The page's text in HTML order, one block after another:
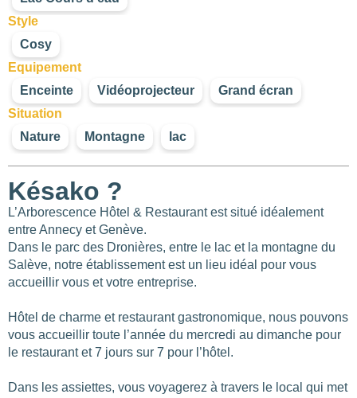
Style
Cosy
Equipement
Enceinte
Vidéoprojecteur
Grand écran
Situation
Nature
Montagne lac
Késako ?
L’Arborescence Hôtel & Restaurant est situé idéalement
entre Annecy et Genève.
Dans le parc des Dronières, entre le lac et la montagne du
Salève, notre établissement est un lieu idéal pour vous
accueillir vous et votre entreprise.
Hôtel de charme et restaurant gastronomique, nous pouvons
vous accueillir toute l’année du mercredi au dimanche pour
le restaurant et 7 jours sur 7 pour l’hôtel.
Dans les assiettes, vous voyagerez à travers le local qui met
Lesfiltres.
BUDGET PAR PERSONNE